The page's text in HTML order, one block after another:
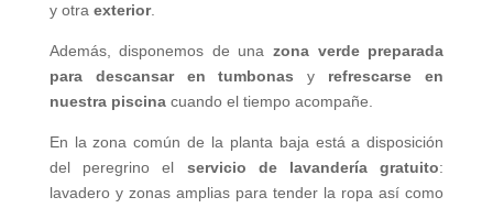
y otra exterior.
Además, disponemos de unazona verde preparada
para descansar en tumbonas y refrescarse en
nuestra piscinacuando el tiempo acompañe.
En la zona común de la planta baja está a disposición
del peregrino el servicio de lavandería gratuito:
lavadero y zonas amplias para tender la ropa así como